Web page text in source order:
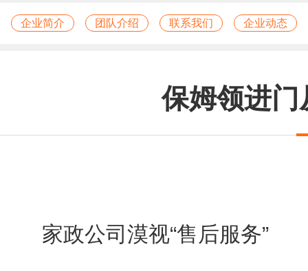
企业简介 团队介绍 联系我们 企业动态
保姆领进门
家政公司漠视“售后服务”